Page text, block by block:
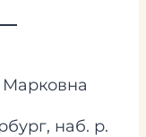
наб. р.